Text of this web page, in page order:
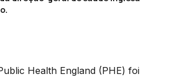
Health England (PHE) foi